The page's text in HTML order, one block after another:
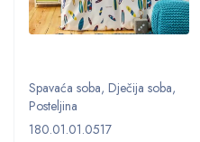
Spavaća soba, Dječija soba,
Posteljina
180.01.01.0517